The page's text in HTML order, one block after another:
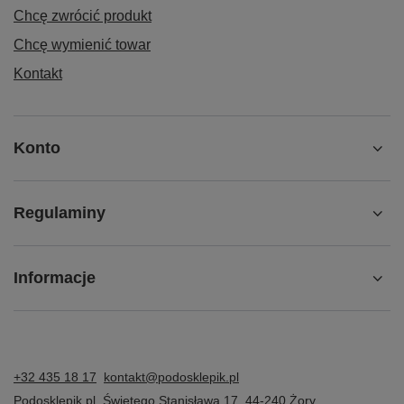
Chcę zwrócić produkt
Chcę wymienić towar
Kontakt
Konto
Regulaminy
Informacje
+32 435 18 17
kontakt@podosklepik.pl
Podosklepik.pl
Świętego Stanisława 17 44-240 Żory